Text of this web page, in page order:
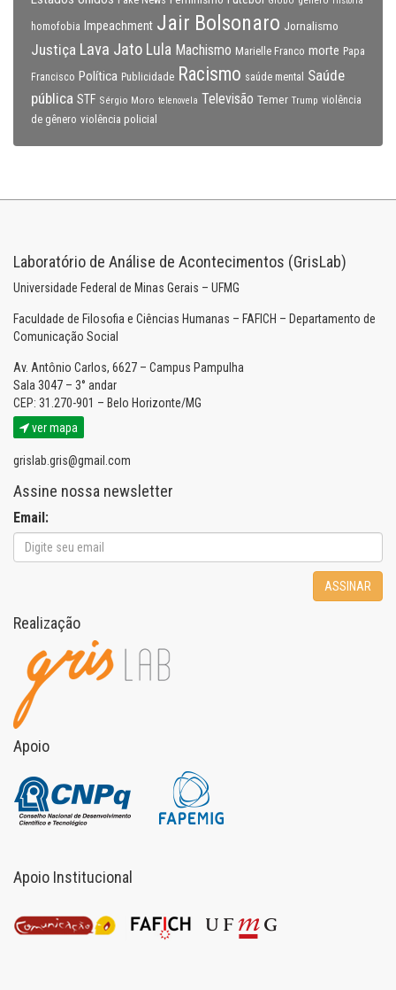
homofobia Impeachment Jair Bolsonaro Jornalismo
Justiça Lava Jato Lula Machismo Marielle Franco morte Papa
Francisco Política Publicidade Racismo saúde mental
Saúde
pública STF Sérgio Moro telenovela Televisão Temer Trump violência
de gênero violência policial
Laboratório de Análise de Acontecimentos (GrisLab)
Universidade Federal de Minas Gerais – UFMG
Faculdade de Filosofia e Ciências Humanas – FAFICH – Departamento de
Comunicação Social
Av. Antônio Carlos, 6627 – Campus Pampulha
Sala 3047 – 3° andar
CEP: 31.270-901 – Belo Horizonte/MG
ver mapa
grislab.gris@gmail.com
Assine nossa newsletter
Email:
ASSINAR
Realização
Apoio
Apoio Institucional